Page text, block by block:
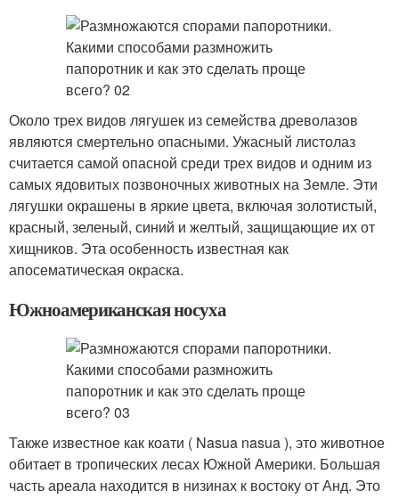
Около трех видов лягушек из семейства древолазов
являются смертельно опасными. Ужасный листолаз
считается самой опасной среди трех видов и одним из
самых ядовитых позвоночных животных на Земле. Эти
лягушки окрашены в яркие цвета, включая золотистый,
красный, зеленый, синий и желтый, защищающие их от
хищников. Эта особенность известная как
апосематическая окраска.
Южноамериканская носуха
Также известное как коати ( Nasua nasua ), это животное
обитает в тропических лесах Южной Америки. Большая
часть ареала находится в низинах к востоку от Анд. Это